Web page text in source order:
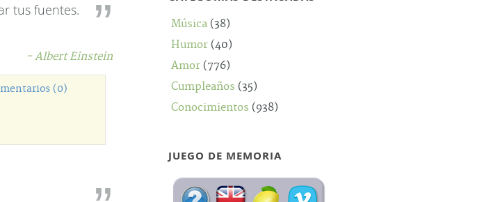
tus fuentes.
- Albert Einstein
(0)
Música (38)
Humor (40)
Amor (776)
Cumpleaños (35)
Conocimientos (938)
JUEGO DE MEMORIA